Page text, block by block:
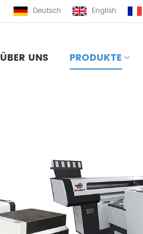
Deutsch English
ÜBER UNS PRODUKTE